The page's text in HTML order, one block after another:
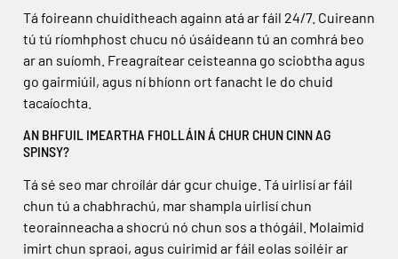
Tá foireann chuiditheach againn atá ar fáil 24/7. Cuireann
tú tú ríomhphost chucu nó úsáideann tú an comhrá beo
ar an suíomh. Freagraítear ceisteanna go sciobtha agus
go gairmiúil, agus ní bhíonn ort fanacht le do chuid
tacaíochta.
AN BHFUIL IMEARTHA FHOLLÁIN Á CHUR CHUN CINN AG
SPINSY?
Tá sé seo mar chroílár dár gcur chuige. Tá uirlisí ar fáil
chun tú a chabhrachú, mar shampla uirlisí chun
teorainneacha a shocrú nó chun sos a thógáil. Molaimid
imirt chun spraoi, agus cuirimid ar fáil eolas soiléir ar